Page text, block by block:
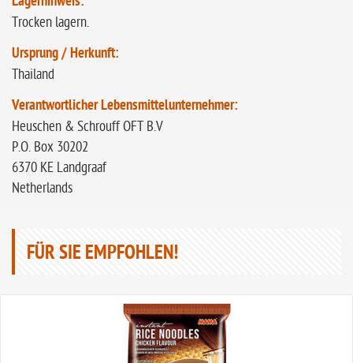
Trocken lagern.
Ursprung / Herkunft:
Thailand
Verantwortlicher Lebensmittelunternehmer:
Heuschen & Schrouff OFT B.V
P.O. Box 30202
6370 KE Landgraaf
Netherlands
FÜR SIE EMPFOHLEN!